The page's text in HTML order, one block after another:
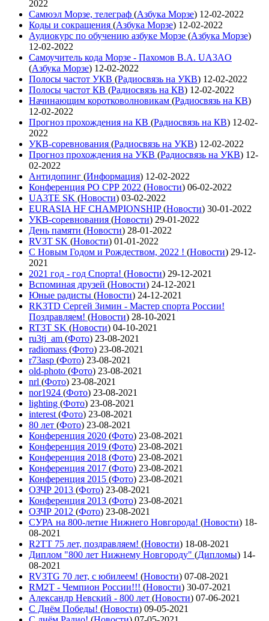
2022
Самюэл Морзе, телеграф (Азбука Морзе) 12-02-2022
Коды и сокращения (Азбука Морзе) 12-02-2022
Аудиокурс по обучению азбуке Морзе (Азбука Морзе)
12-02-2022
Самоучитель кода Морзе - Пахомов В.А. UA3AO
(Азбука Морзе) 12-02-2022
Полосы частот УКВ (Радиосвязь на УКВ) 12-02-2022
Полосы частот КВ (Радиосвязь на КВ) 12-02-2022
Начинающим коротковолновикам (Радиосвязь на КВ)
12-02-2022
Прогноз прохождения на КВ (Радиосвязь на КВ) 12-02-
2022
УКВ-соревнования (Радиосвязь на УКВ) 12-02-2022
Прогноз прохождения на УКВ (Радиосвязь на УКВ) 12-
02-2022
Антидопинг (Информация) 12-02-2022
Конференция РО СРР 2022 (Новости) 06-02-2022
UA3TE SK (Новости) 03-02-2022
EURASIA HF CHAMPIONSHIP(Новости) 30-01-2022
УКВ-соревнования (Новости) 29-01-2022
День памяти (Новости) 28-01-2022
RV3T SK (Новости) 01-01-2022
С Новым Годом и Рождеством, 2022 ! (Новости) 29-12-
2021
2021 год - год Cпорта! (Новости) 29-12-2021
Вспоминая друзей (Новости) 24-12-2021
Юные радисты (Новости) 24-12-2021
RK3TD Сергей Зимин - Мастер спорта России!
Поздравляем! (Новости) 28-10-2021
RT3T SK (Новости) 04-10-2021
ru3tj_am (Фото) 23-08-2021
radiomass (Фото) 23-08-2021
r73asp (Фото) 23-08-2021
old-photo (Фото) 23-08-2021
nrl (Фото) 23-08-2021
nor1924 (Фото) 23-08-2021
lighting (Фото) 23-08-2021
interest (Фото) 23-08-2021
80 лет (Фото) 23-08-2021
Конференция 2020 (Фото) 23-08-2021
Конференция 2019 (Фото) 23-08-2021
Конференция 2018 (Фото) 23-08-2021
Конференция 2017 (Фото) 23-08-2021
Конференция 2015 (Фото) 23-08-2021
ОЗЧР 2013 (Фото) 23-08-2021
Конференция 2013 (Фото) 23-08-2021
ОЗЧР 2012 (Фото) 23-08-2021
СУРА на 800-летие Нижнего Новгорода! (Новости) 18-
08-2021
R2TT 75 лет, поздравляем! (Новости) 18-08-2021
Диплом "800 лет Нижнему Новгороду" (Дипломы) 14-
08-2021
RV3TG 70 лет, с юбилеем! (Новости) 07-08-2021
RM2T - Чемпион России!!! (Новости) 30-07-2021
Александр Невский - 800 лет (Новости) 07-06-2021
С Днём Победы! (Новости) 09-05-2021